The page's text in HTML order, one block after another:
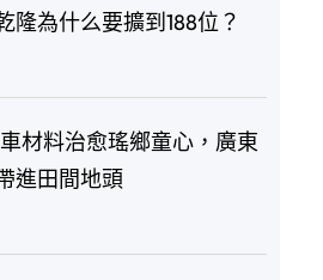
隆為什么要擴到188位？
材料治愈瑤鄉童心，廣東
進田間地頭